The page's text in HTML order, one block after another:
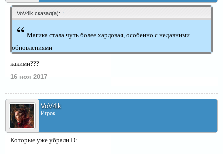
VoV4ik сказал(а): ↑
“ Магика стала чуть более хардовая, особенно с недавними
обновлениями
какими???
16 ноя 2017
VoV4ik
Игрок
Которые уже убрали D: